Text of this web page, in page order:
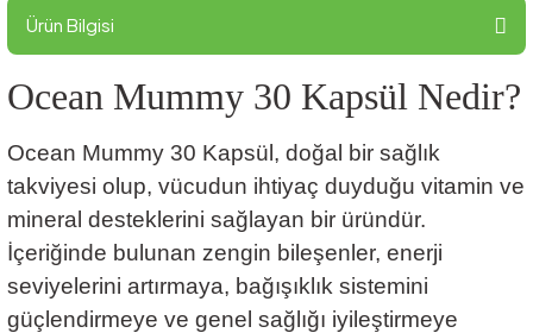
Ürün Bilgisi
Ocean Mummy 30 Kapsül Nedir?
Ocean Mummy 30 Kapsül, doğal bir sağlık
takviyesi olup, vücudun ihtiyaç duyduğu vitamin ve
mineral desteklerini sağlayan bir üründür.
İçeriğinde bulunan zengin bileşenler, enerji
seviyelerini artırmaya, bağışıklık sistemini
güçlendirmeye ve genel sağlığı iyileştirmeye